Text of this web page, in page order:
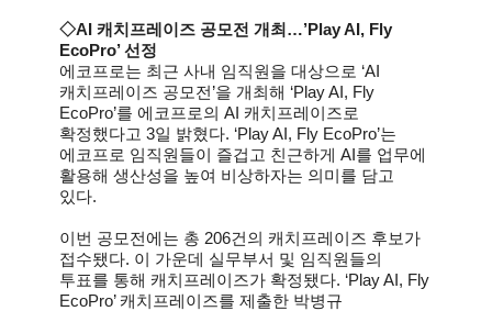
◇AI 캐치프레이즈 공모전 개최…’Play AI, Fly
EcoPro’ 선정
에코프로는 최근 사내 임직원을 대상으로 ‘AI
캐치프레이즈 공모전’을 개최해 ‘Play AI, Fly
EcoPro’를 에코프로의 AI 캐치프레이즈로
확정했다고 3일 밝혔다. ‘Play AI, Fly EcoPro’는
에코프로 임직원들이 즐겁고 친근하게 AI를 업무에
활용해 생산성을 높여 비상하자는 의미를 담고
있다.
이번 공모전에는 총 206건의 캐치프레이즈 후보가
접수됐다. 이 가운데 실무부서 및 임직원들의
투표를 통해 캐치프레이즈가 확정됐다. ‘Play AI, Fly
EcoPro’ 캐치프레이즈를 제출한 박병규